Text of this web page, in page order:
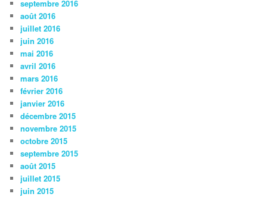
septembre 2016
août 2016
juillet 2016
juin 2016
mai 2016
avril 2016
mars 2016
février 2016
janvier 2016
décembre 2015
novembre 2015
octobre 2015
septembre 2015
août 2015
juillet 2015
juin 2015